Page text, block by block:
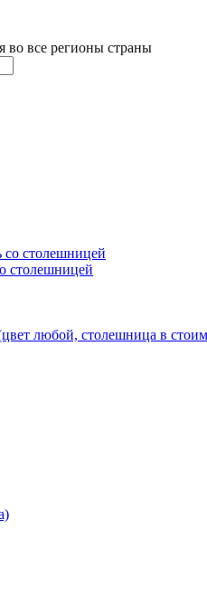
во все регионы страны
со столешницей
столешницей
любой, столешница в